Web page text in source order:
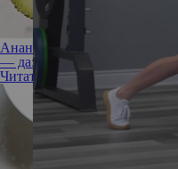
Ананас не поможет
— да: советы врача
Читать полностью